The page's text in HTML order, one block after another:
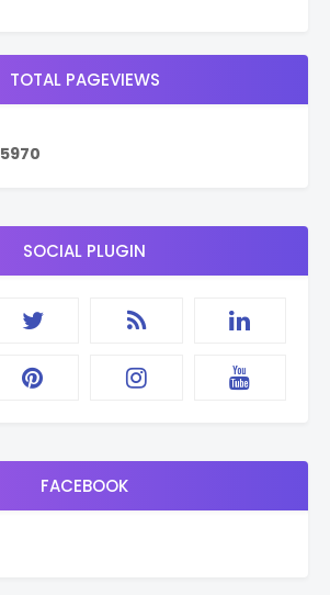
TOTAL PAGEVIEWS
5970
SOCIAL PLUGIN
FACEBOOK